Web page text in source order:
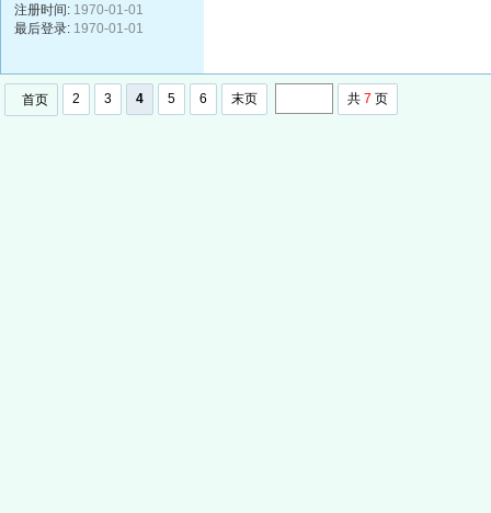
注册时间: 1970-01-01
最后登录: 1970-01-01
首页 2 3 4 5 6 末页 共 7 页